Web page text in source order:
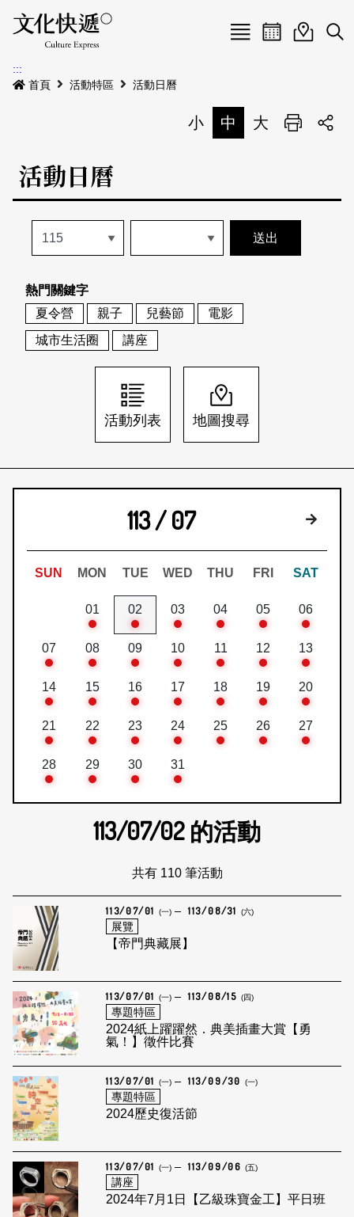
Menu
最新公告
本期專題
歷史專題
活動特區
活動列表
地圖搜尋
關於我們
關於我們
刊物索取地點
會員基本資料
刊登活動
網站導覽 English
日本語 登入/註冊
活動日曆活動地圖
展
:::
首頁
活動特區 活動日曆
小 中 大 列印
活動日曆
熱門關鍵字
夏令營
親子 兒藝節
電影
城市生活圈
講座
活動列表 地圖搜尋
113 / 07 下個月
SUN MON TUE WED THU FRI SAT
01 02 03 04 05 06
07 08 09 10 11 12 13
14 15 16 17 18 19 20
21 22 23 24 25 26 27
28 29 30 31
113/07/02 的活動
共有 110 筆活動
113/07/01 (一) 113/08/31 (六)
展覽
【帝門典藏展】
113/07/01 (一) 113/08/15 (四)
專題特區
2024紙上躍躍然．典美插畫大賞【勇
氣！】徵件比賽
113/07/01 (一) 113/09/30 (一)
專題特區
2024歷史復活節
113/07/01 (一) 113/09/06 (五)
講座
2024年7月1日【乙級珠寶金工】平日班